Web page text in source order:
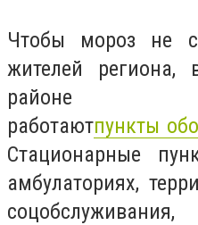
Чтобы мороз не
жителей
районе
работаютпункты
Стационарные
амбулаториях,